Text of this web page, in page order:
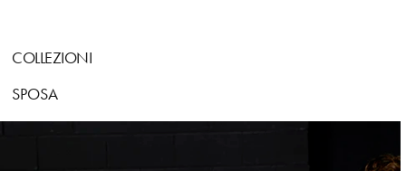
COLLEZIONI
SPOSA